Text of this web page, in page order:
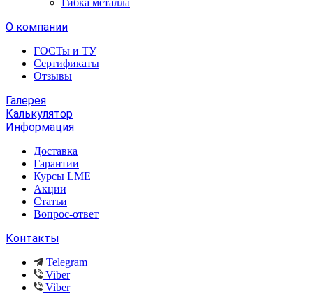
Гибка металла
О компании
ГОСТы и ТУ
Сертификаты
Отзывы
Галерея
Калькулятор
Информация
Доставка
Гарантии
Курсы LME
Акции
Статьи
Вопрос-ответ
Контакты
Telegram
Viber
Viber